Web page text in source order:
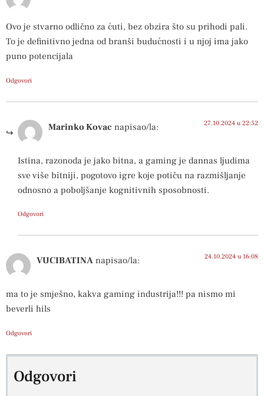
Ovo je stvarno odlično za ćuti, bez obzira što su prihodi pali.
To je definitivno jedna od branši budućnosti i u njoj ima jako
puno potencijala
Odgovori
Marinko Kovac napisao/la: 27.10.2024 u 22:52
Istina, razonoda je jako bitna, a gaming je dannas ljudima
sve više bitniji, pogotovo igre koje potiču na razmišljanje
odnosno a poboljšanje kognitivnih sposobnosti.
Odgovori
VUCIBATINA napisao/la: 24.10.2024 u 16:08
ma to je smješno, kakva gaming industrija!!! pa nismo mi
beverli hils
Odgovori
Odgovori